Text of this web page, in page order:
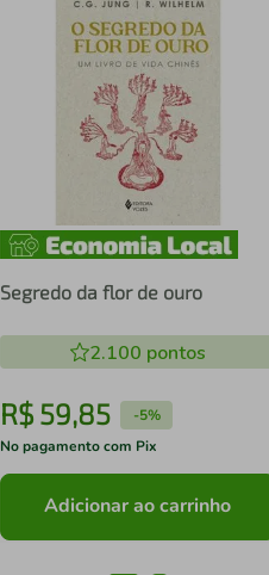
Segredo da flor de ouro
2.100 pontos
R$59,85 -5%
No pagamento com Pix
Adicionar ao carrinho